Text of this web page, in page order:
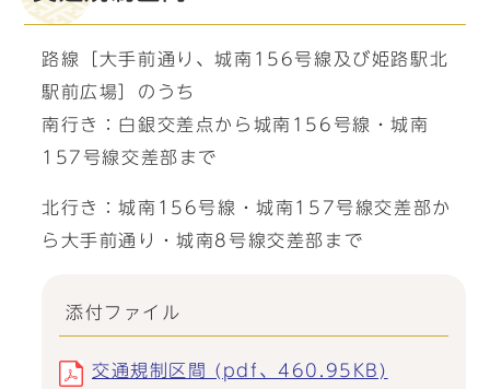
路線［大手前通り、城南156号線及び姫路駅北
駅前広場］のうち
南行き：白銀交差点から城南156号線・城南
157号線交差部まで
北行き：城南156号線・城南157号線交差部か
ら大手前通り・城南8号線交差部まで
添付ファイル
交通規制区間 (pdf、460.95KB)